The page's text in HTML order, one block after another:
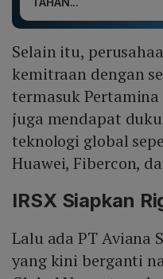
Selain itu,
kemitraan dengan
termasuk Pertamina
juga mendapat
teknologi global
Huawei, Fibercon,
IRSX Siapkan
Lalu ada PT Aviana
yang kini berganti